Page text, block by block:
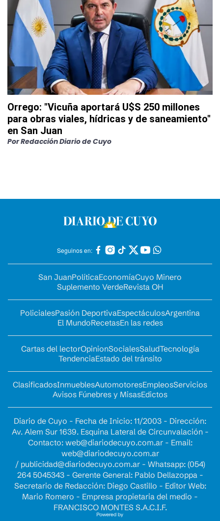
Orrego: "Vicuña aportará U$S 250 millones
para obras viales, hídricas y de saneamiento"
en San Juan
PorRedacción Diario de Cuyo
Seguinos en:
San JuanPolíticaEconomíaCuyo Minero
Suplemento VerdeRevista OH
PolicialesPasión DeportivaEspectáculosArgentina
El MundoRecetasEn las redes
Cartas del lectorOpinionSocialesSaludTecnología
TendenciaEstado del tránsito
ClasificadosInmueblesAutomotoresEmpleosServicios
Avisos Fúnebres y MisasEdictos
Diario de Cuyo - Fecha de Inicio: 11/2003 - Dirección:
Av. Alem Sur 1639. Esquina Lateral de Circunvalación -
Contacto: web@diariodecuyo.com.ar- Email:
web@diariodecuyo.com.ar
/ publicidad@diariodecuyo.com.ar- Whatsapp: (054)
264 5045343 - Gerente General: Pablo Dellazoppa -
Secretario de Redacción: Diego Castillo - Editor Web:
Mario Romero - Empresa propietaria del medio -
FRANCISCO MONTES S.A.C.I.F.